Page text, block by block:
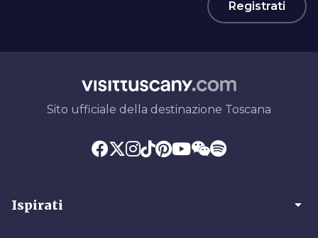
Registrati
Sito ufficiale della destinazione Toscana
Ispirati arrow_drop_down